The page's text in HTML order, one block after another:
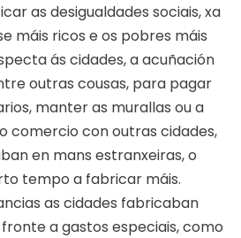
as desigualdades sociais, xa
máis ricos e os pobres máis
ás cidades, a acuñación
outras cousas, para pagar
manter as murallas ou a
comercio con outras cidades,
en mans estranxeiras, o
tempo a fabricar máis.
as cidades fabricaban
a gastos especiais, como